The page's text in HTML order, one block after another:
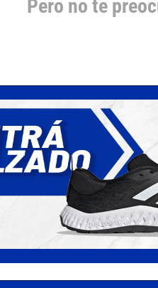
Pero no te